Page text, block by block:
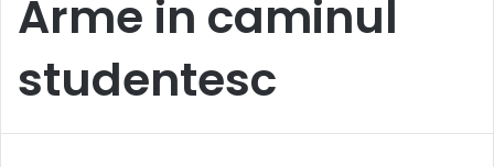
Arme in caminul
studentesc